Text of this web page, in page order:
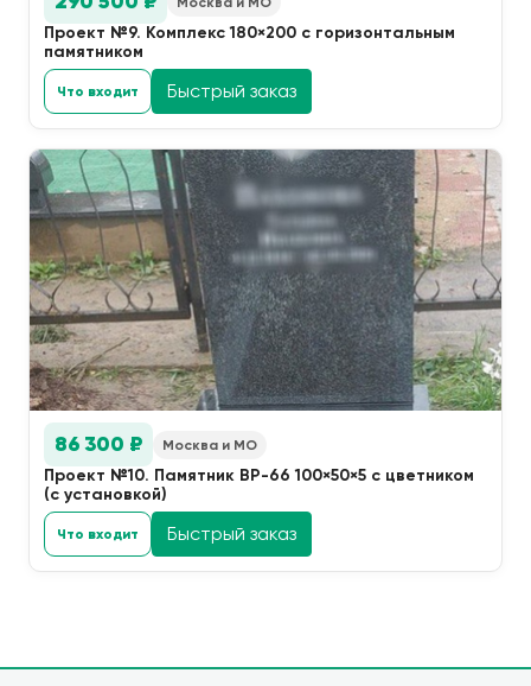
Проект №9. Комплекс 180×200 с горизонтальным
памятником
Что входит Быстрый заказ
86 300 ₽ Москва и МО
Проект №10. Памятник ВР-66 100×50×5 с цветником
(с установкой)
Что входит Быстрый заказ